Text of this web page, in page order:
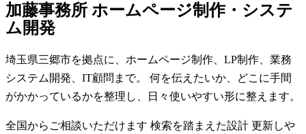
加藤事務所 ホームページ制作・システ
ム開発
埼玉県三郷市を拠点に、ホームページ制作、LP制作、業務
システム開発、IT顧問まで。 何を伝えたいか、どこに手間
がかかっているかを整理し、日々使いやすい形に整えます。
全国からご相談いただけます 検索を踏まえた設計 更新しや